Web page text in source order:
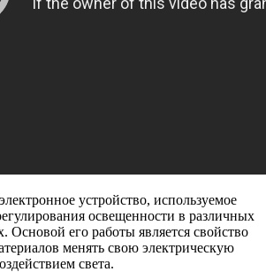
устройство, используемое
освещенности в различных
Основой его работы является свойство
менять свою электрическую
света.